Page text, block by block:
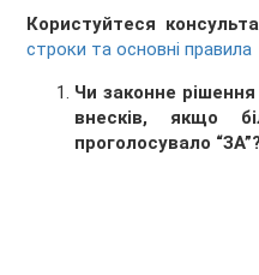
Користуйтеся
строки та основні правила
Чи законне
внесків, якщо
проголосувало “ЗА”?